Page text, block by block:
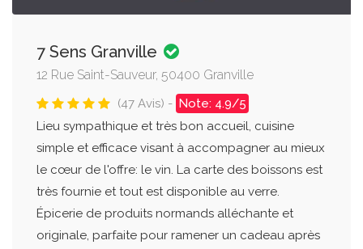
7 Sens Granville
12 Rue Saint-Sauveur, 50400 Granville
(47 Avis) - Note: 4.9/5
Lieu sympathique et très bon accueil, cuisine
simple et efficace visant à accompagner au mieux
le cœur de l'offre: le vin. La carte des boissons est
très fournie et tout est disponible au verre.
Épicerie de produits normands alléchante et
originale, parfaite pour ramener un cadeau après